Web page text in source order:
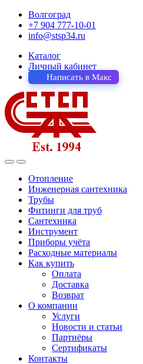
Волгоград
+7 904 777-10-01
info@stsp34.ru
Каталог
Личный кабинет
Написать в Макс
Отопление
Инженерная сантехника
Трубы
Фитинги для труб
Сантехника
Инструмент
Приборы учёта
Расходные материалы
Как купить
Оплата
Доставка
Возврат
О компании
Услуги
Новости и статьи
Партнёры
Сертификаты
Контакты